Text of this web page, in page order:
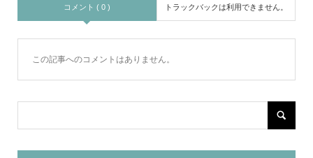
コメント ( 0 ) トラックバックは利用できません。
この記事へのコメントはありません。